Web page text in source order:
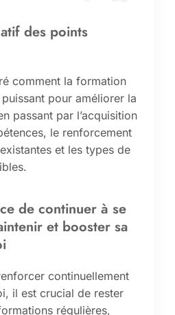
des points
comment la formation
pour améliorer la
passant par l’acquisition
le renforcement
et les types de
de continuer à se
et booster sa
continuellement
il est crucial de rester
régulières,